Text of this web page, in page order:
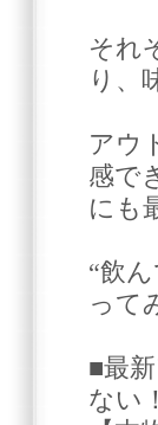
それ
り、
アウ
感で
にも
“飲
って
■最
ない！